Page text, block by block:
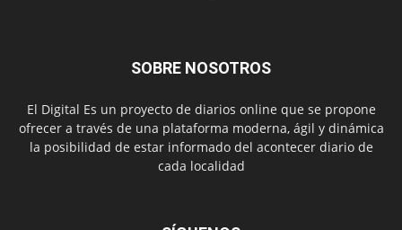
SOBRE NOSOTROS
El Digital Es un proyecto de diarios online que se propone
ofrecer a través de una plataforma moderna, ágil y dinámica
la posibilidad de estar informado del acontecer diario de
cada localidad